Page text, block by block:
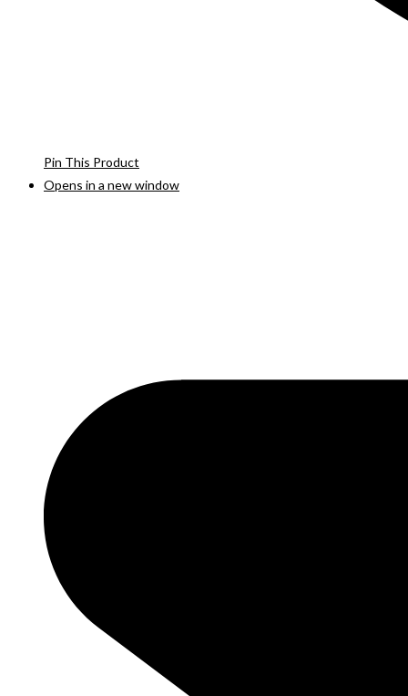
Pin This Product
Opens in a new window